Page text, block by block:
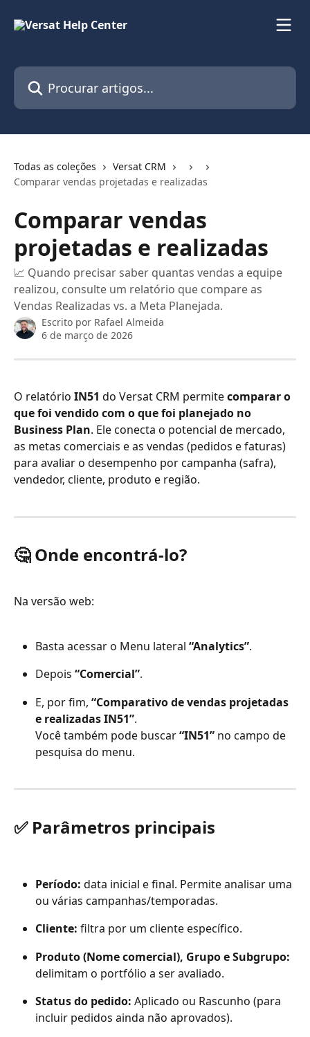
Procurar artigos...
Todas as coleções
Versat CRM
Comparar vendas projetadas e realizadas
Comparar vendas
projetadas e realizadas
📈 Quando precisar saber quantas vendas a equipe
realizou, consulte um relatório que compare as
Vendas Realizadas vs. a Meta Planejada.
Escrito por Rafael Almeida
6 de março de 2026
O relatório IN51 do Versat CRM permite comparar o
que foi vendido com o que foi planejado no
Business Plan. Ele conecta o potencial de mercado,
as metas comerciais e as vendas (pedidos e faturas)
para avaliar o desempenho por campanha (safra),
vendedor, cliente, produto e região.
🤔 Onde encontrá-lo?
Na versão web:
Basta acessar o Menu lateral “Analytics”.
Depois “Comercial”.
E, por fim, “Comparativo de vendas projetadas
e realizadas IN51”.
Você também pode buscar “IN51” no campo de
pesquisa do menu.
✅ Parâmetros principais
Período: data inicial e final. Permite analisar uma
ou várias campanhas/temporadas.
Cliente: filtra por um cliente específico.
Produto (Nome comercial), Grupo e Subgrupo:
delimitam o portfólio a ser avaliado.
Status do pedido: Aplicado ou Rascunho (para
incluir pedidos ainda não aprovados).